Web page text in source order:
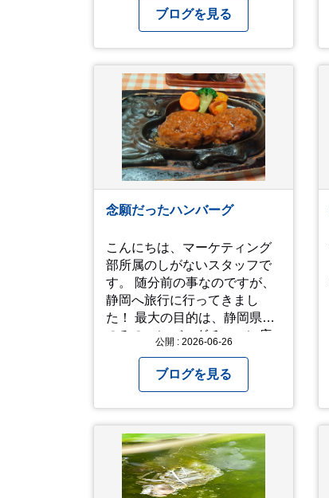
ひ一度ご相談ください。 高年
式車はもちろん、走行距離が
多い車両も積極的に査定して
います。全国のお客様から多
くのお問い合わせをいただい
ており、豊富な販売ネットワ
ークを活かした高価買取が可
能です。
ブログを見る
念願だったハンバーグ
こんにちは、マーケティング
部所属のしがないスタッフで
す。 随分前の事なのですが、
静岡へ旅行に行ってきまし
た！ 最大の目的は、静岡県内
のみのハンバーグチェーン店
事。実は10年ぐらい前からず
っと食べたいと思っていたの
ですがなかなか機会が無く、
今回ようやく叶いました。 当
日は開店前から整理券をもら
って待機する事になったので
すが、、10時頃にもらった整
理券で、お店に入れるのは12
公開 : 2026-06-26
ブログを見る